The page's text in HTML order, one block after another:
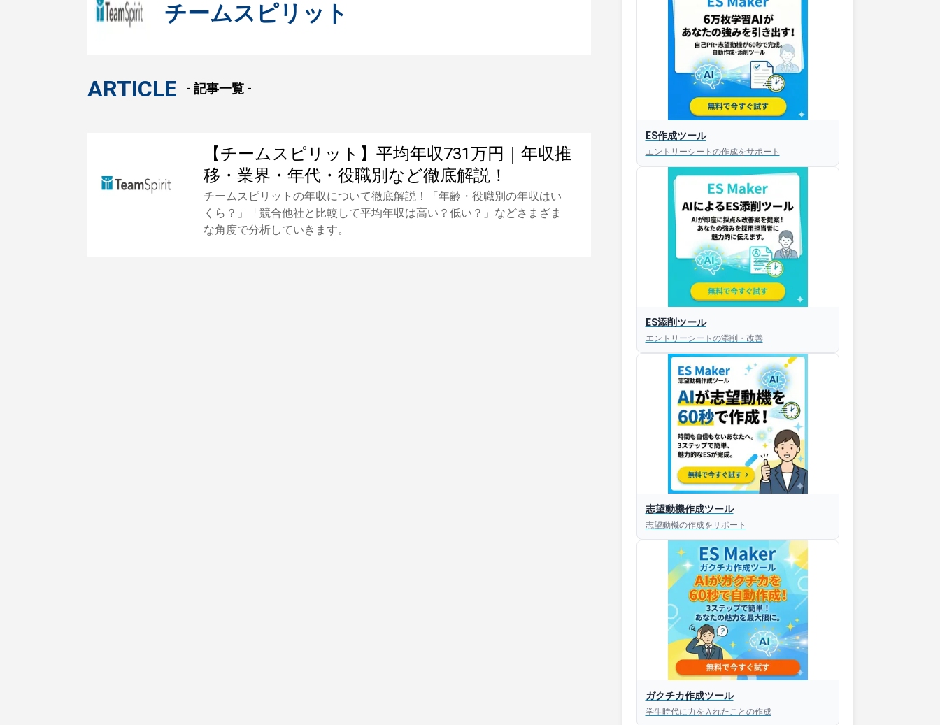
チームスピリット
ARTICLE - 記事一覧 -
【チームスピリット】平均年収731万円｜年収推
移・業界・年代・役職別など徹底解説！
チームスピリットの年収について徹底解説！「年齢・役職別の年収はい
くら？」「競合他社と比較して平均年収は高い？低い？」などさまざま
な角度で分析していきます。
ES作成ツール
エントリーシートの作成をサポート
ES添削ツール
エントリーシートの添削・改善
志望動機作成ツール
志望動機の作成をサポート
ガクチカ作成ツール
学生時代に力を入れたことの作成